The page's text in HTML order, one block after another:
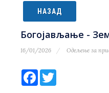
НАЗАД
Богојављање -
16/01/2026 Одељење за
Facebook